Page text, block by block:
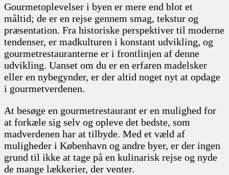
Gourmetoplevelser i byen er mere end blot et
måltid; de er en rejse gennem smag, tekstur og
præsentation. Fra historiske perspektiver til moderne
tendenser, er madkulturen i konstant udvikling, og
gourmetrestauranterne er i frontlinjen af denne
udvikling. Uanset om du er en erfaren madelsker
eller en nybegynder, er der altid noget nyt at opdage
i gourmetverdenen.
At besøge en gourmetrestaurant er en mulighed for
at forkæle sig selv og opleve det bedste, som
madverdenen har at tilbyde. Med et væld af
muligheder i København og andre byer, er der ingen
grund til ikke at tage på en kulinarisk rejse og nyde
de mange lækkerier, der venter.